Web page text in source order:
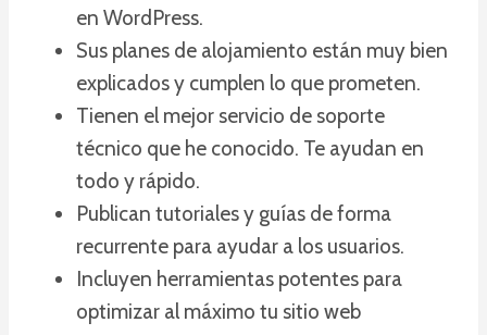
en WordPress.
Sus planes de alojamiento están muy bien
explicados y cumplen lo que prometen.
Tienen el mejor servicio de soporte
técnico que he conocido. Te ayudan en
todo y rápido.
Publican tutoriales y guías de forma
recurrente para ayudar a los usuarios.
Incluyen herramientas potentes para
optimizar al máximo tu sitio web